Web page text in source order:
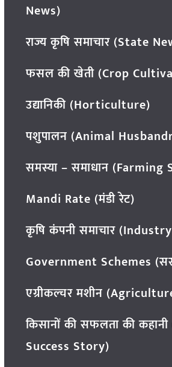
News)
राज्य कृषि समाचार (State
फसल की खेती (Crop
उद्यानिकी (Horticulture)
पशुपालन (Animal
समस्या – समाधान
Mandi Rate (मंडी रेट)
कृषि कंपनी समाचार
Government Schemes
एग्रीकल्चर मशीन
किसानों की सफलता की
Success Story)